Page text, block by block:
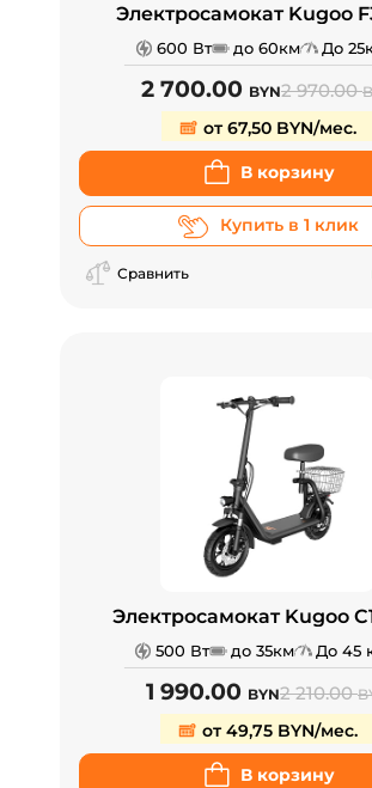
Электросамокат Kugoo
600 Вт до 60км До
2 700.00 BYN2 970.00
от 67,50 BYN/мес.
В корзину
Купить в 1 клик
Сравнить
Электросамокат Kugoo
500 Вт до 35км До 45
1 990.00 BYN2 210.00
от 49,75 BYN/мес.
В корзину